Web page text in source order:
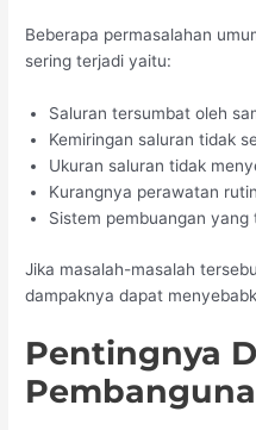
Beberapa permasalahan
sering terjadi yaitu:
Saluran tersumbat oleh
Kemiringan saluran tidak
Ukuran saluran tidak
Kurangnya perawatan rutin
Sistem pembuangan
Jika masalah-masalah
dampaknya dapat
Pentingnya